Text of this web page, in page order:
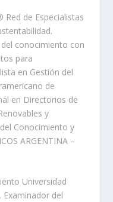
Red de Especialistas
conocimiento con
para
en Gestión del
de
en Directorios de
y
Conocimiento y
ARGENTINA –
Universidad
del